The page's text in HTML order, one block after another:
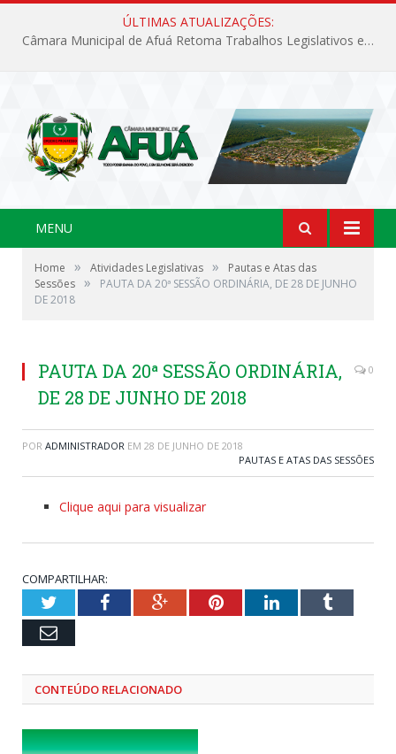
ÚLTIMAS ATUALIZAÇÕES:
Câmara Municipal de Afuá Retoma Trabalhos Legislativos em Sessão Ordinária
MENU
Home » Atividades Legislativas »
Pautas e Atas das
Sessões »
PAUTA DA 20ª SESSÃO ORDINÁRIA, DE 28 DE JUNHO
DE 2018
PAUTA DA 20ª SESSÃO ORDINÁRIA,
DE 28 DE JUNHO DE 2018
0
POR ADMINISTRADOR EM 28 DE JUNHO DE 2018
PAUTAS E ATAS DAS SESSÕES
Clique aqui para visualizar
COMPARTILHAR:
TwitterFacebookGoogle+PinterestLinkedInTumblr
Email
CONTEÚDO RELACIONADO